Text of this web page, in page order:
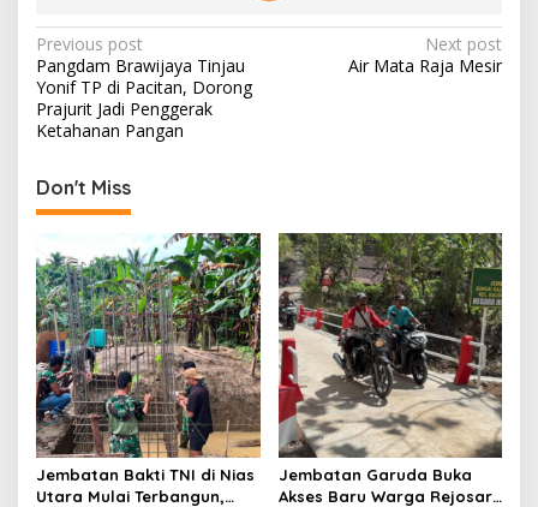
P
o
s
n
a
v
i
g
a
t
i
o
n
Previous post
Pangdam Brawijaya Tinjau
Yonif TP di Pacitan, Dorong
Prajurit Jadi Penggerak
Ketahanan Pangan
Next post
Air Mata Raja Mesir
Don't Miss
Jembatan Bakti TNI di Nias
Utara Mulai Terbangun,
Jembatan Garuda Buka
Akses Baru Warga Rejosari,